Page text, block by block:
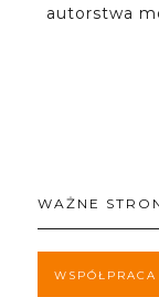
autorstwa
WAŻNE
WSPÓŁPRACA